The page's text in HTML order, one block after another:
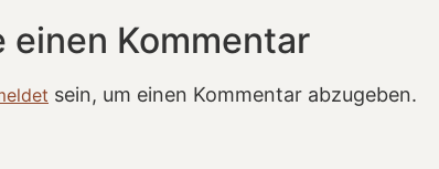
einen Kommentar
sein, um einen Kommentar abzugeben.